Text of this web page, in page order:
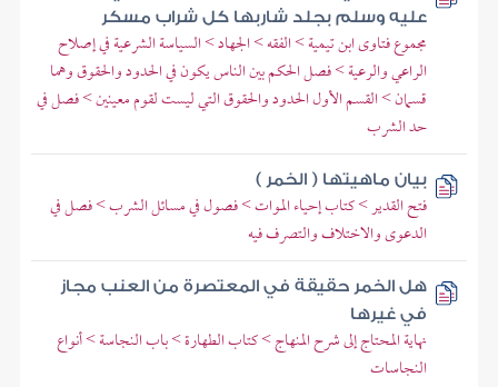
عليه وسلم بجلد شاربها كل شراب مسكر
مجموع فتاوى ابن تيمية > الفقه > الجهاد > السياسة الشرعية في إصلاح
الراعي والرعية > فصل الحكم بين الناس يكون في الحدود والحقوق وهما
قسمان > القسم الأول الحدود والحقوق التي ليست لقوم معينين > فصل في
حد الشرب
بيان ماهيتها ( الخمر )
فتح القدير > كتاب إحياء الموات > فصول في مسائل الشرب > فصل في
الدعوى والاختلاف والتصرف فيه
هل الخمر حقيقة في المعتصرة من العنب مجاز
في غيرها
نهاية المحتاج إلى شرح المنهاج > كتاب الطهارة > باب النجاسة > أنواع
النجاسات